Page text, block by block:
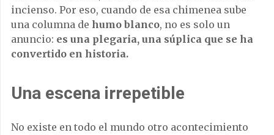
incienso. Por eso, cuando de esa chimenea sube
una columna de humo blanco, no es solo un
anuncio: es una plegaria, una súplica que se ha
convertido en historia.
Una escena irrepetible
No existe en todo el mundo otro acontecimiento